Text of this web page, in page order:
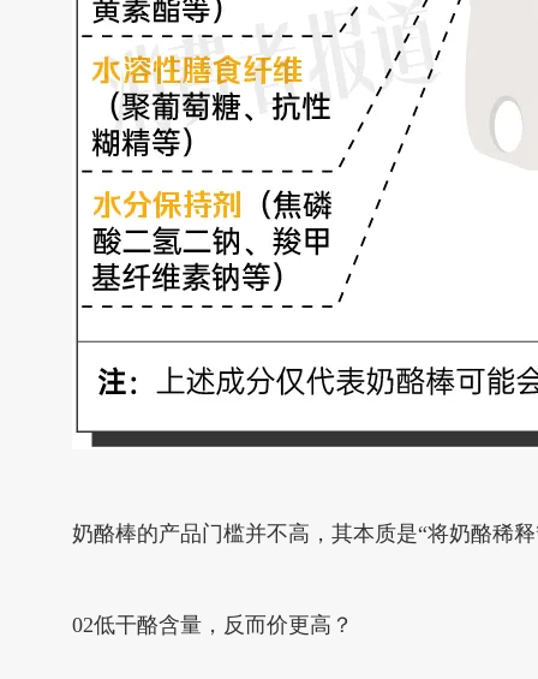
奶酪棒的产品门槛并不高，其本质是“将奶酪稀
02低干酪含量，反而价更高？